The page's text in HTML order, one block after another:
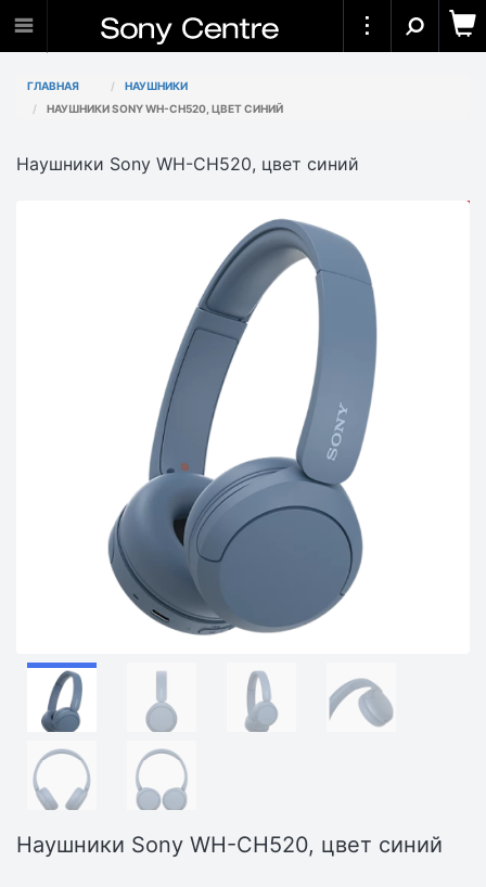
ГЛАВНАЯ
НАУШНИКИ
НАУШНИКИ SONY WH-CH520, ЦВЕТ СИНИЙ
Наушники Sony WH-CH520, цвет синий
Наушники Sony WH-CH520, цвет синий